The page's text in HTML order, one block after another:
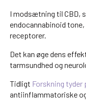
I modsætning til CBD,
endocannabinoid tone,
receptorer.
Det kan øge dens
tarmsundhed og
Tidligt Forskning tyder
antiinflammatoriske